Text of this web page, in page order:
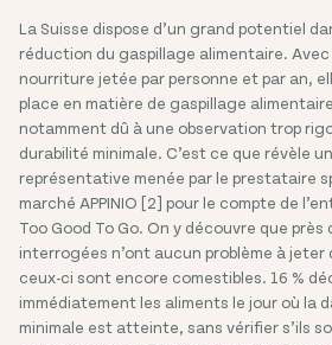
La Suisse dispose d’un grand potentiel
réduction du gaspillage alimentaire. Avec
nourriture jetée par personne et par an,
place en matière de gaspillage
notamment dû à une observation trop
durabilité minimale. C’est ce que révèle
représentative menée par le prestataire
marché APPINIO [2] pour le compte de
Too Good To Go. On y découvre que près
interrogées n’ont aucun problème à jeter
ceux-ci sont encore comestibles. 16 %
immédiatement les aliments le jour où la
minimale est atteinte, sans vérifier s’ils